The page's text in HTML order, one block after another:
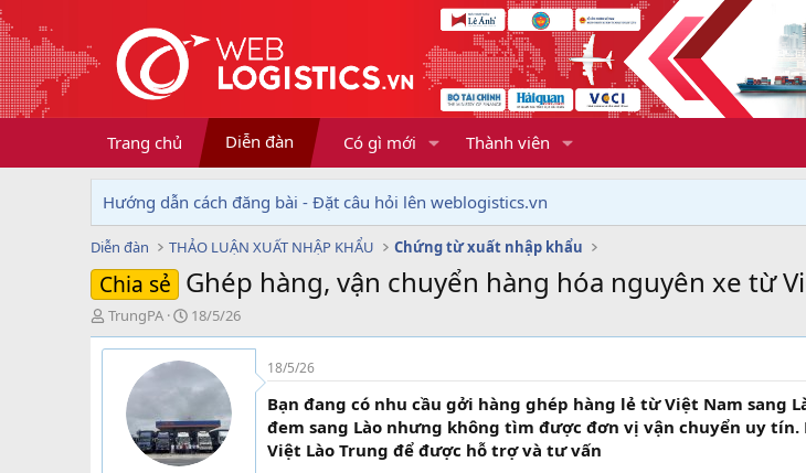
Trang chủ Diễn đàn Có gì mới Thành viên
Hướng dẫn cách đăng bài - Đặt câu hỏi lên weblogistics.vn
Diễn đàn THẢO LUẬN XUẤT NHẬP KHẨU Chứng từ xuất nhập khẩu
Chia sẻ Ghép hàng, vận chuyển hàng hóa nguyên xe từ
T
h
r
TrungPA
N
g
à
g
ử
i
18/5/26
18/5/26
Bạn đang có nhu cầu gởi hàng ghép hàng lẻ từ Việt Nam sang
đem sang Lào nhưng không tìm được đơn vị vận chuyển uy
Việt Lào Trung để được hỗ trợ và tư vấn